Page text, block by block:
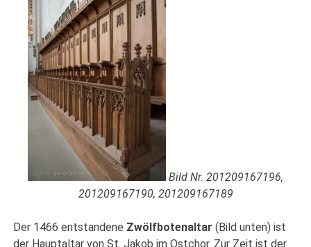
Bild Nr. 201209167196,
201209167190, 201209167189
Der 1466 entstandene Zwölfbotenaltar (Bild unten) ist
der Hauptaltar von St. Jakob im Ostchor. Zur Zeit ist der